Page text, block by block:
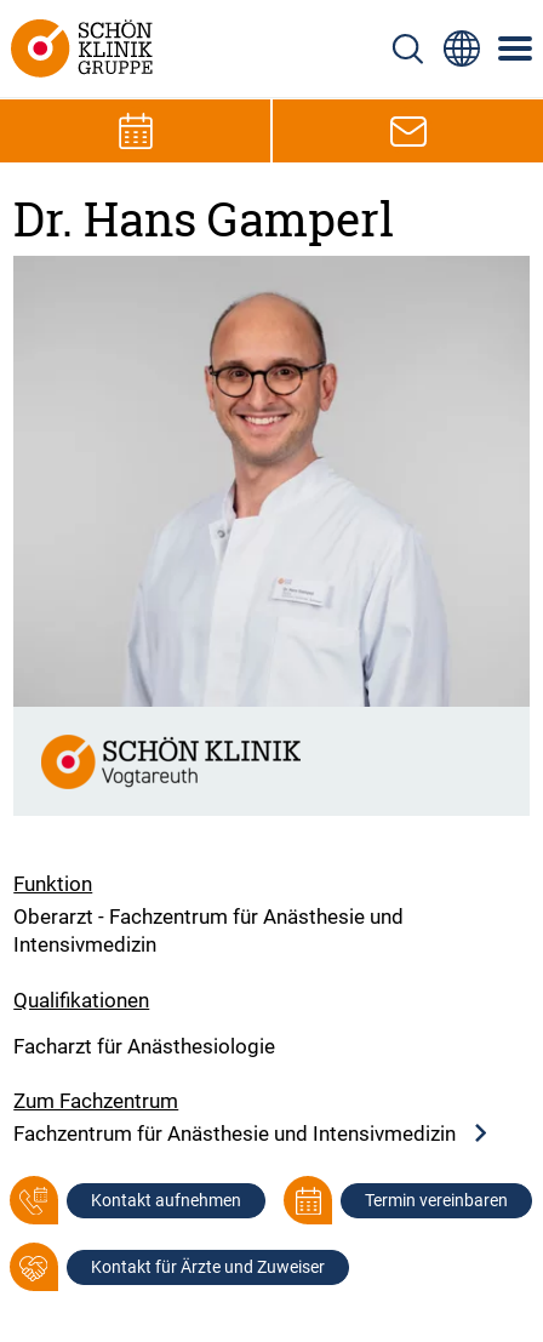
Dr. Hans Gamperl
Funktion
Oberarzt - Fachzentrum für Anästhesie und
Intensivmedizin
Qualifikationen
Facharzt für Anästhesiologie
Zum Fachzentrum
Fachzentrum für Anästhesie und Intensivmedizin
Kontakt aufnehmen Termin vereinbaren
Kontakt für Ärzte und Zuweiser